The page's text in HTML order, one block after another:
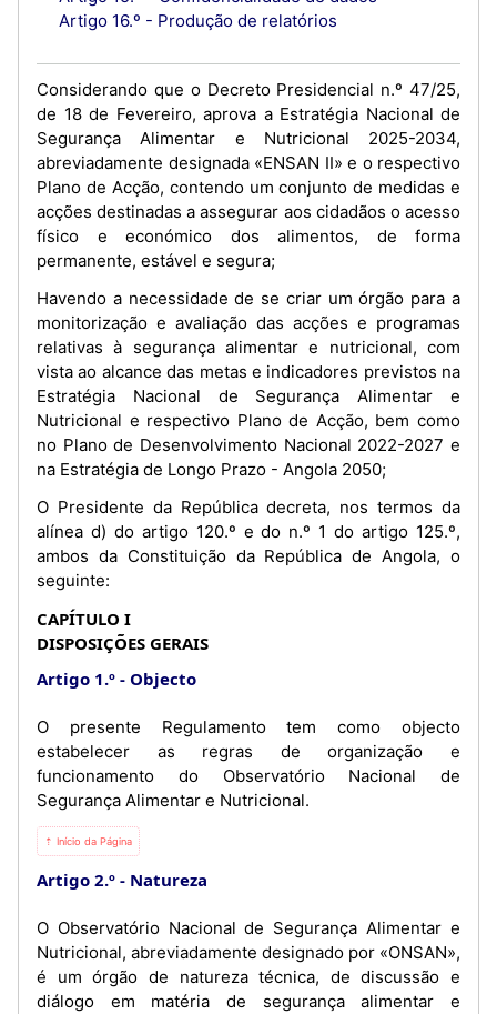
Artigo 16.º - Produção de relatórios
Considerando que o Decreto Presidencial n.º 47/25,
de 18 de Fevereiro, aprova a Estratégia Nacional de
Segurança Alimentar e Nutricional 2025-2034,
abreviadamente designada «ENSAN II» e o respectivo
Plano de Acção, contendo um conjunto de medidas e
acções destinadas a assegurar aos cidadãos o acesso
físico e económico dos alimentos, de forma
permanente, estável e segura;
Havendo a necessidade de se criar um órgão para a
monitorização e avaliação das acções e programas
relativas à segurança alimentar e nutricional, com
vista ao alcance das metas e indicadores previstos na
Estratégia Nacional de Segurança Alimentar e
Nutricional e respectivo Plano de Acção, bem como
no Plano de Desenvolvimento Nacional 2022-2027 e
na Estratégia de Longo Prazo - Angola 2050;
O Presidente da República decreta, nos termos da
alínea d) do artigo 120.º e do n.º 1 do artigo 125.º,
ambos da Constituição da República de Angola, o
seguinte:
CAPÍTULO I
DISPOSIÇÕES GERAIS
Artigo 1.º
Objecto
O presente Regulamento tem como objecto
estabelecer as regras de organização e
funcionamento do Observatório Nacional de
Segurança Alimentar e Nutricional.
⇡ Início da Página
Artigo 2.º Natureza
O Observatório Nacional de Segurança Alimentar e
Nutricional, abreviadamente designado por «ONSAN»,
é um órgão de natureza técnica, de discussão e
diálogo em matéria de segurança alimentar e